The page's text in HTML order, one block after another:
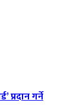
प्रदान गर्ने